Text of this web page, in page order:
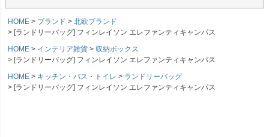
HOME ブランド
北欧ブランド
[ランドリーバッグ] フィンレイソン エレファンティキャンパス
HOME
インテリア雑貨
収納ボックス
[ランドリーバッグ] フィンレイソン エレファンティキャンパス
HOME
キッチン・バス・トイレ
ランドリーバッグ
[ランドリーバッグ] フィンレイソン エレファンティキャンパス